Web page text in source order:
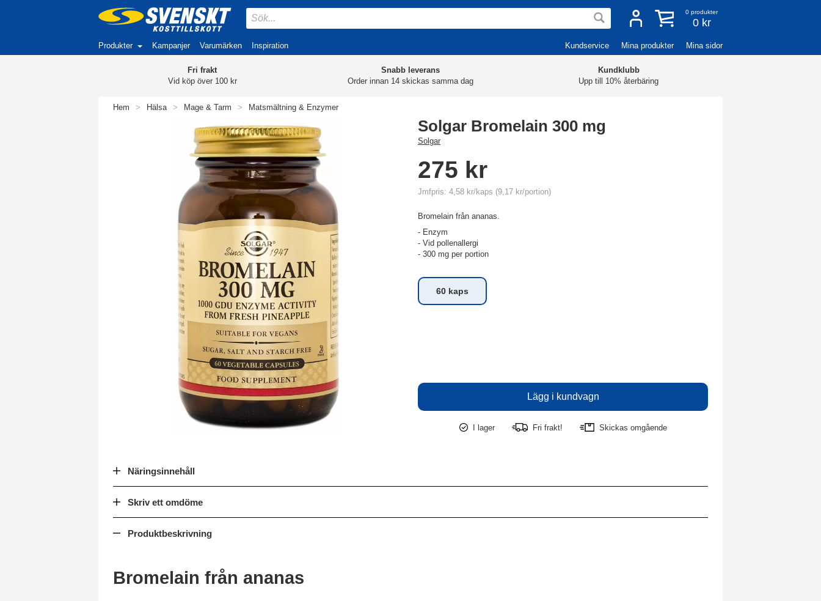
0 produkter
0 kr
Produkter Kampanjer Varumärken Inspiration Kundservice Mina produkter Mina sidor
Fri frakt
Vid köp över 100 kr
Snabb leverans
Order innan 14 skickas samma dag
Kundklubb
Upp till 10% återbäring
Hem > Hälsa > Mage & Tarm > Matsmältning & Enzymer
Solgar Bromelain 300 mg
Solgar
275 kr
Jmfpris: 4,58 kr/kaps (9,17 kr/portion)
Bromelain från ananas.
- Enzym
- Vid pollenallergi
- 300 mg per portion
60 kaps
I lager Fri frakt! Skickas omgående
Näringsinnehåll
Skriv ett omdöme
Produktbeskrivning
Bromelain från ananas